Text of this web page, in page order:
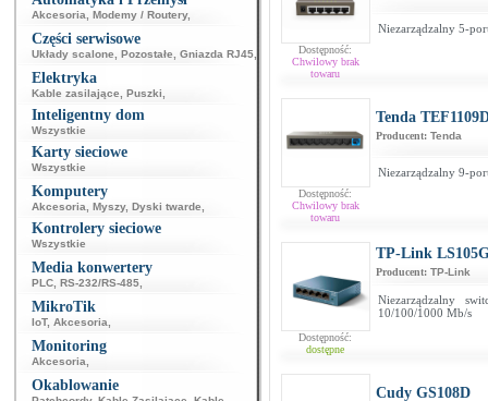
Akcesoria Modemy / Routery,
Części serwisowe
Układy scalone Pozostałe Gniazda RJ45
Elektryka
Kable zasilające Puszki
Inteligentny dom
Wszystkie
Karty sieciowe
Wszystkie
Komputery
Akcesoria Myszy, Dyski twarde
Kontrolery sieciowe
Wszystkie
Media konwertery
PLC RS-232/RS-485
MikroTik
IoT, Akcesoria
Monitoring
Akcesoria
Okablowanie
Dostępność:
Chwilowy brak
towaru
Niezarządzalny 5-
Dostępność:
Chwilowy brak
towaru
Tenda
Producent: Tenda
Niezarządzalny 9-
Dostępność:
dostępne
TP-Link
Producent: TP-Link
Niezarządzalny
10/100/1000 Mb/s
Cudy GS108D